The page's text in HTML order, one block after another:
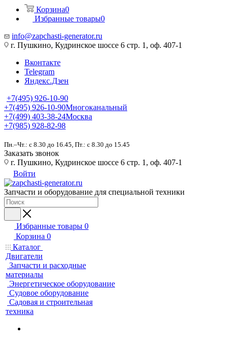
Корзина0
Избранные товары0
info@zapchasti-generator.ru
г. Пушкино, Кудринское шоссе 6 стр. 1, оф. 407-1
Вконтакте
Telegram
Яндекс.Дзен
+7(495) 926-10-90
+7(495) 926-10-90Многоканальный
+7(499) 403-38-24Москва
+7(985) 928-82-98
Пн.–Чт.: с 8.30 до 16.45, Пт.: с 8.30 до 15.45
Заказать звонок
г. Пушкино, Кудринское шоссе 6 стр. 1, оф. 407-1
Войти
Запчасти и оборудование для специальной техники
Избранные товары 0
Корзина 0
Каталог
Двигатели
Запчасти и расходные
материалы
Энергетическое оборудование
Судовое оборудование
Садовая и строительная
техника